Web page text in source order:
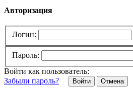
Авторизация
Логин:
Пароль:
Войти как пользователь:
Забыли пароль?
Отмена